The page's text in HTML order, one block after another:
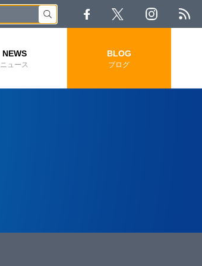
NEWS
ニュース
BLOG
ブログ